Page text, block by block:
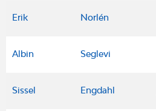
Erik Norlén
Albin Seglevi
Sissel Engdahl